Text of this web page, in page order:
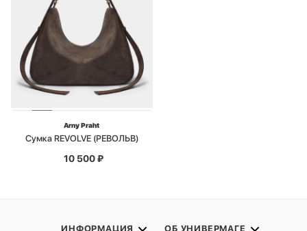
Arny Praht
Сумка REVOLVE (РЕВОЛЬВ)
10 500₽
ИНФОРМАЦИЯ ОБ УНИВЕРМАГЕ